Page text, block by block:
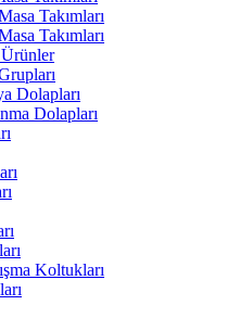
Takımları
Takımları
Ürünler
Dolapları
Dolapları
Koltukları